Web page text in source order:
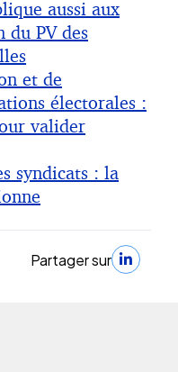
aussi aux
du PV des
et de
électorales :
valider
syndicats : la
Partager sur